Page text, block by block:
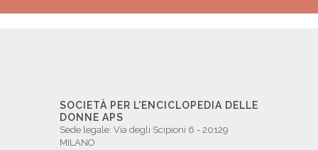
SOCIETÀ PER L'ENCICLOPEDIA DELLE
DONNE APS
Sede legale: Via degli Scipioni 6 - 20129
MILANO